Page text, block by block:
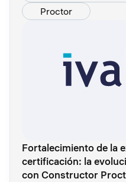
Proctor
Fortalecimiento de la
certificación: la
con Constructor